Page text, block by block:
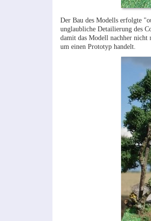
Der Bau des Modells erfolgte
unglaubliche Detailierung des
damit das Modell nachher
um einen Prototyp handelt.